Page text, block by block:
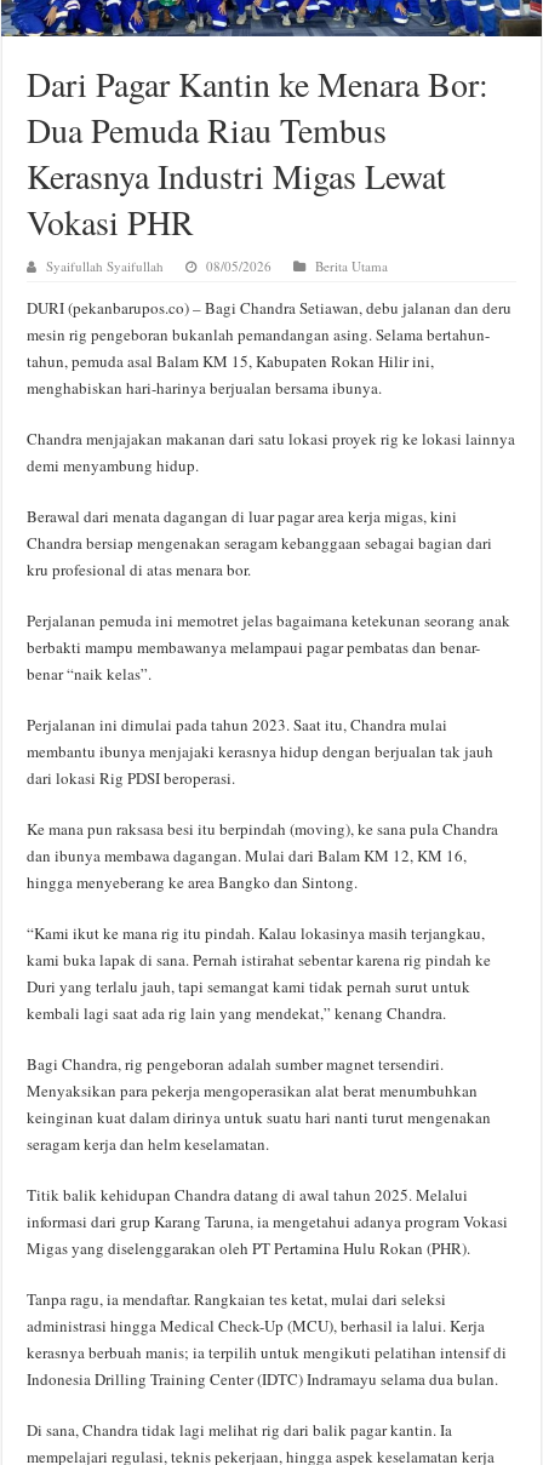
Dari Pagar Kantin ke Menara Bor:
Dua Pemuda Riau Tembus
Kerasnya Industri Migas Lewat
Vokasi PHR
Syaifullah Syaifullah 08/05/2026 Berita Utama
DURI (pekanbarupos.co) – Bagi Chandra Setiawan, debu jalanan dan deru
mesin rig pengeboran bukanlah pemandangan asing. Selama bertahun-
tahun, pemuda asal Balam KM 15, Kabupaten Rokan Hilir ini,
menghabiskan hari-harinya berjualan bersama ibunya.
Chandra menjajakan makanan dari satu lokasi proyek rig ke lokasi lainnya
demi menyambung hidup.
Berawal dari menata dagangan di luar pagar area kerja migas, kini
Chandra bersiap mengenakan seragam kebanggaan sebagai bagian dari
kru profesional di atas menara bor.
Perjalanan pemuda ini memotret jelas bagaimana ketekunan seorang anak
berbakti mampu membawanya melampaui pagar pembatas dan benar-
benar “naik kelas”.
Perjalanan ini dimulai pada tahun 2023. Saat itu, Chandra mulai
membantu ibunya menjajaki kerasnya hidup dengan berjualan tak jauh
dari lokasi Rig PDSI beroperasi.
Ke mana pun raksasa besi itu berpindah (moving), ke sana pula Chandra
dan ibunya membawa dagangan. Mulai dari Balam KM 12, KM 16,
hingga menyeberang ke area Bangko dan Sintong.
“Kami ikut ke mana rig itu pindah. Kalau lokasinya masih terjangkau,
kami buka lapak di sana. Pernah istirahat sebentar karena rig pindah ke
Duri yang terlalu jauh, tapi semangat kami tidak pernah surut untuk
kembali lagi saat ada rig lain yang mendekat,” kenang Chandra.
Bagi Chandra, rig pengeboran adalah sumber magnet tersendiri.
Menyaksikan para pekerja mengoperasikan alat berat menumbuhkan
keinginan kuat dalam dirinya untuk suatu hari nanti turut mengenakan
seragam kerja dan helm keselamatan.
Titik balik kehidupan Chandra datang di awal tahun 2025. Melalui
informasi dari grup Karang Taruna, ia mengetahui adanya program Vokasi
Migas yang diselenggarakan oleh PT Pertamina Hulu Rokan (PHR).
Tanpa ragu, ia mendaftar. Rangkaian tes ketat, mulai dari seleksi
administrasi hingga Medical Check-Up (MCU), berhasil ia lalui. Kerja
kerasnya berbuah manis; ia terpilih untuk mengikuti pelatihan intensif di
Indonesia Drilling Training Center (IDTC) Indramayu selama dua bulan.
Di sana, Chandra tidak lagi melihat rig dari balik pagar kantin. Ia
mempelajari regulasi, teknis pekerjaan, hingga aspek keselamatan kerja